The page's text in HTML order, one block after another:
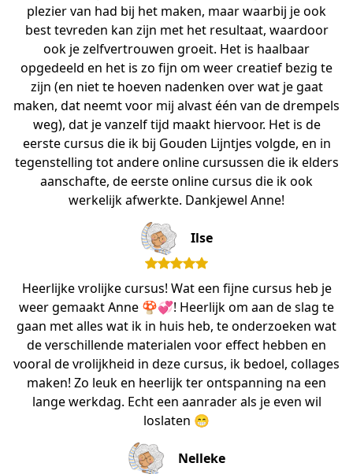
plezier van had bij het maken, maar waarbij je ook
best tevreden kan zijn met het resultaat, waardoor
ook je zelfvertrouwen groeit. Het is haalbaar
opgedeeld en het is zo fijn om weer creatief bezig te
zijn (en niet te hoeven nadenken over wat je gaat
maken, dat neemt voor mij alvast één van de drempels
weg), dat je vanzelf tijd maakt hiervoor. Het is de
eerste cursus die ik bij Gouden Lijntjes volgde, en in
tegenstelling tot andere online cursussen die ik elders
aanschafte, de eerste online cursus die ik ook
werkelijk afwerkte. Dankjewel Anne!
Ilse
Heerlijke vrolijke cursus! Wat een fijne cursus heb je
weer gemaakt Anne 🍄💞! Heerlijk om aan de slag te
gaan met alles wat ik in huis heb, te onderzoeken wat
de verschillende materialen voor effect hebben en
vooral de vrolijkheid in deze cursus, ik bedoel, collages
maken! Zo leuk en heerlijk ter ontspanning na een
lange werkdag. Echt een aanrader als je even wil
loslaten 😁
Nelleke